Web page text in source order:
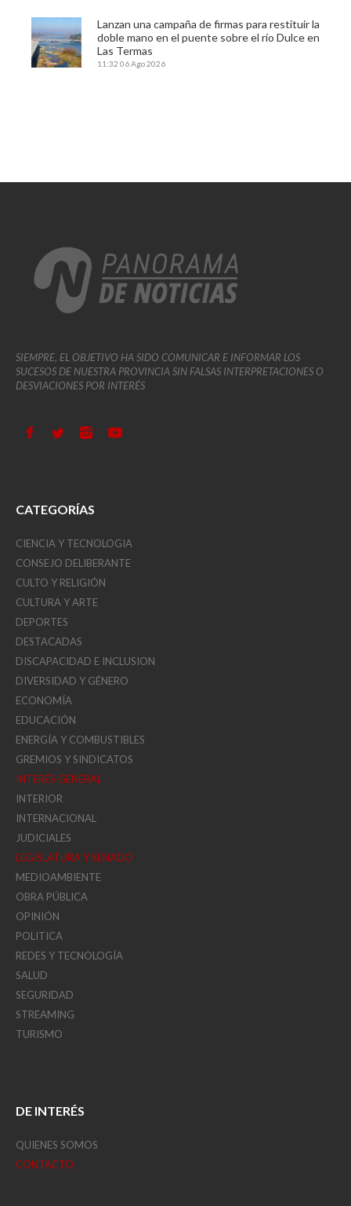
Lanzan una campaña de firmas para restituir la
doble mano en el puente sobre el río Dulce en
Las Termas
11:32 06 Ago 2026
SIEMPRE, EL OBJETIVO HA SIDO COMUNICAR E INFORMAR LOS
SUCESOS DE NUESTRA PROVINCIA SIN FALSAS INTERPRETACIONES O
DESVIACIONES POR INTERÉS
CATEGORÍAS
CIENCIA Y TECNOLOGIA
CONSEJO DELIBERANTE
CULTO Y RELIGIÓN
CULTURA Y ARTE
DEPORTES
DESTACADAS
DISCAPACIDAD E INCLUSION
DIVERSIDAD Y GÉNERO
ECONOMÍA
EDUCACIÓN
ENERGÍA Y COMBUSTIBLES
GREMIOS Y SINDICATOS
INTERÉS GENERAL
INTERIOR
INTERNACIONAL
JUDICIALES
LEGISLATURA Y SENADO
MEDIOAMBIENTE
OBRA PÚBLICA
OPINIÓN
POLITICA
REDES Y TECNOLOGÍA
SALUD
SEGURIDAD
STREAMING
TURISMO
DE INTERÉS
QUIENES SOMOS
CONTACTO